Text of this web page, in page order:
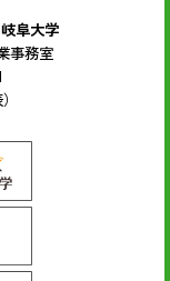
阜大学
事務室